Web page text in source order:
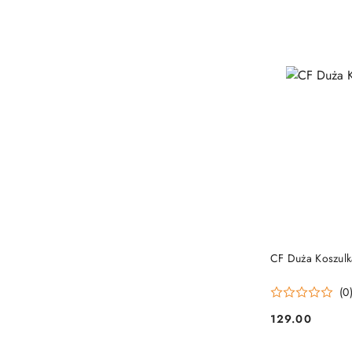
CF Duża
(0)
Cena:
129.00